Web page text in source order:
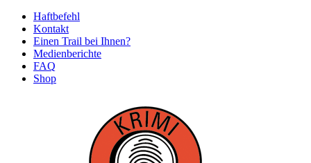
Haftbefehl
Kontakt
Einen Trail bei Ihnen?
Medienberichte
FAQ
Shop